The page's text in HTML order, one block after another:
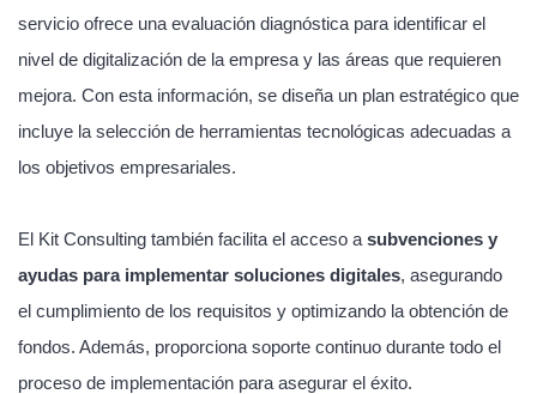
servicio ofrece una evaluación diagnóstica para identificar el
nivel de digitalización de la empresa y las áreas que requieren
mejora. Con esta información, se diseña un plan estratégico que
incluye la selección de herramientas tecnológicas adecuadas a
los objetivos empresariales.
El Kit Consulting también facilita el acceso a subvenciones y
ayudas para implementar soluciones digitales, asegurando
el cumplimiento de los requisitos y optimizando la obtención de
fondos. Además, proporciona soporte continuo durante todo el
proceso de implementación para asegurar el éxito.